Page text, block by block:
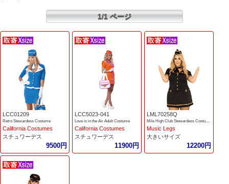
1/1 ページ
LCC01209
Retro Stewardess Costume
California Costumes
スチュワーデス
9500円
LCC5023-041
Love is in the Air Adult Costume
California Costumes
スチュワーデス
11900円
LML70258Q
Mile High Club Stewardess Costume
Music Legs
大きいサイズ
12200円